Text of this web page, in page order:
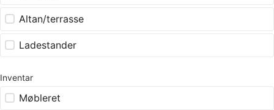
Altan/terrasse
Ladestander
Inventar
Møbleret